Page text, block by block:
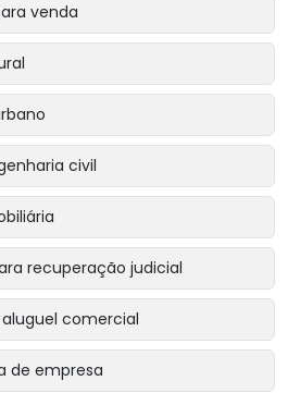
venda
civil
recuperação judicial
comercial
de empresa